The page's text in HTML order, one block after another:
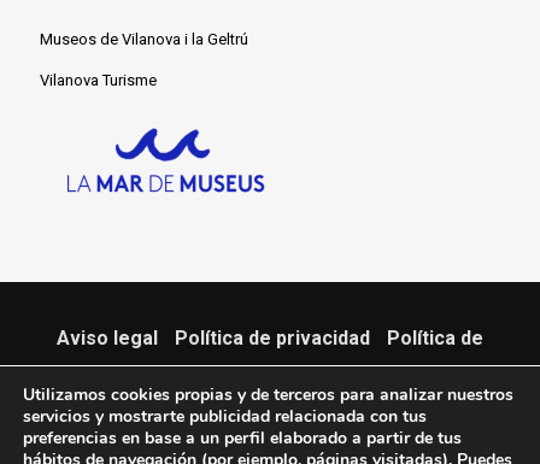
Museos de Vilanova i la Geltrú
Vilanova Turisme
Aviso legal Política de privacidad
Política de
© 2022 Museu Espai Far. Pujada Far de Sant Cristòfol, 2. Vilanova i la
Utilizamos cookies propias y de terceros para analizar nuestros
servicios y mostrarte publicidad relacionada con tus
preferencias en base a un perfil elaborado a partir de tus